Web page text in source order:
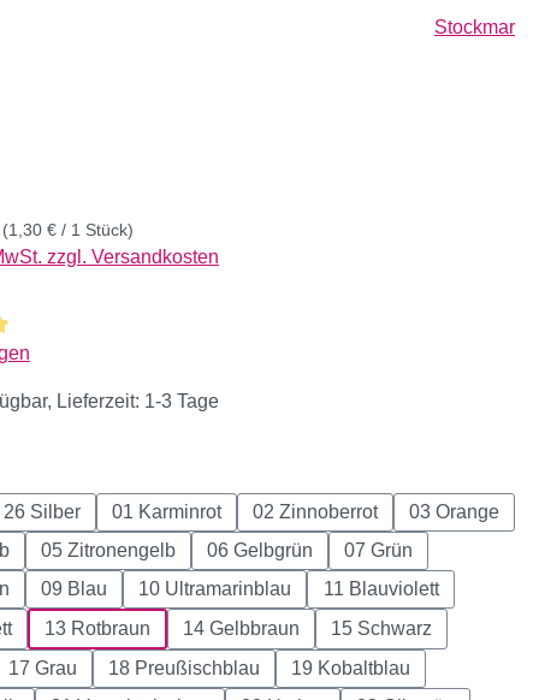
Stockmar
(1,30 € / 1 Stück)
zzgl. Versandkosten
Bewertung von 4.97 von 5 Sternen
Lieferzeit: 1-3 Tage
26 Silber 01 Karminrot 02 Zinnoberrot
03 Orange
05 Zitronengelb 06 Gelbgrün
07 Grün
09 Blau 10 Ultramarinblau
11 Blauviolett
13 Rotbraun 14 Gelbbraun
15 Schwarz
17 Grau 18 Preußischblau
19 Kobaltblau